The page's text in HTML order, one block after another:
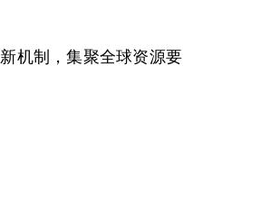
机制，集聚全球资源要